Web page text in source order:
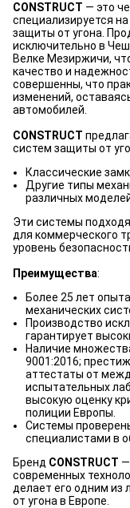
CONSTRUCT — это
специализируется
защиты от угона.
исключительно в
Велке Мезиржичи,
качество и
совершенны, что
изменений,
автомобилей.
CONSTRUCT
систем защиты от
Классические
Другие типы
различных
Эти системы
для коммерческого
уровень
Преимущества:
Более 25 лет
механических
Производство
гарантирует
Наличие
9001:2016;
аттестаты от
испытательных
высокую оценку
полиции Европы.
Системы
специалистами в
Бренд CONSTRUCT
современных
делает его одним из
от угона в Европе.